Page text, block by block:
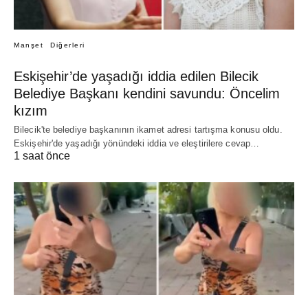
Manşet Diğerleri
Eskişehir’de yaşadığı iddia edilen Bilecik
Belediye Başkanı kendini savundu: Öncelim
kızım
Bilecik'te belediye başkanının ikamet adresi tartışma konusu oldu.
Eskişehir'de yaşadığı yönündeki iddia ve eleştirilere cevap…
1 saat önce